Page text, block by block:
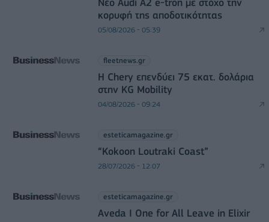
κορυφή της αποδοτικότητας
05/08/2026 - 05:39
fleetnews.gr
Η Chery επενδύει 75 εκατ. δολάρια
στην KG Mobility
04/08/2026 - 09:24
esteticamagazine.gr
“Kokoon Loutraki Coast”
28/07/2026 - 12:07
esteticamagazine.gr
Aveda I One for All Leave in Elixir